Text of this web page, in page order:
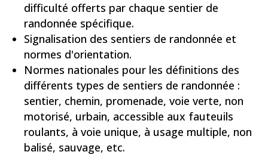
difficulté offerts par chaque sentier de
randonnée spécifique.
Signalisation des sentiers de randonnée et
normes d'orientation.
Normes nationales pour les définitions des
différents types de sentiers de randonnée :
sentier, chemin, promenade, voie verte, non
motorisé, urbain, accessible aux fauteuils
roulants, à voie unique, à usage multiple, non
balisé, sauvage, etc.